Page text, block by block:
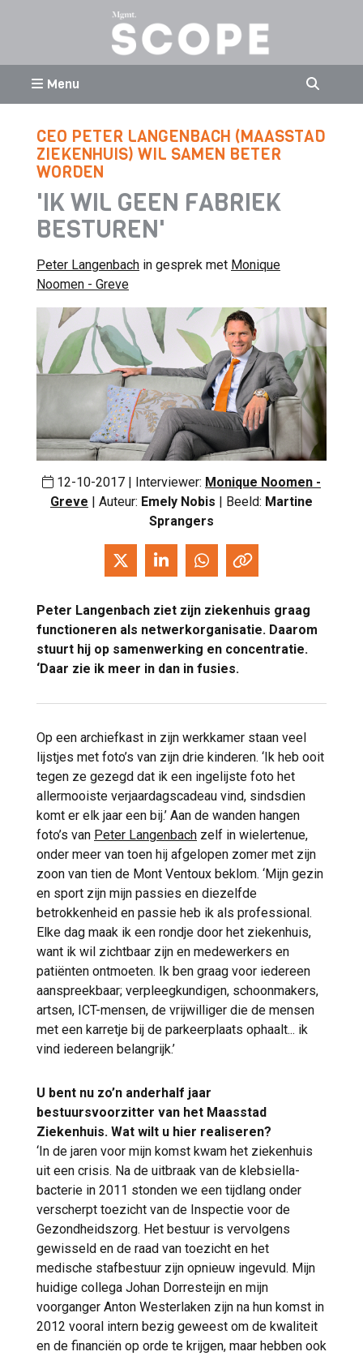
Menu
CEO PETER LANGENBACH (MAASSTAD
ZIEKENHUIS) WIL SAMEN BETER
WORDEN
'IK WIL GEEN FABRIEK
BESTUREN'
Peter Langenbach in gesprek met Monique
Noomen - Greve
12-10-2017 | Interviewer: Monique Noomen -
Greve | Auteur: Emely Nobis | Beeld: Martine
Sprangers
Peter Langenbach ziet zijn ziekenhuis graag
functioneren als netwerkorganisatie. Daarom
stuurt hij op samenwerking en concentratie.
‘Daar zie ik meer in dan in fusies.
Op een archiefkast in zijn werkkamer staan veel
lijstjes met foto’s van zijn drie kinderen. ‘Ik heb ooit
tegen ze gezegd dat ik een ingelijste foto het
allermooiste verjaardagscadeau vind, sindsdien
komt er elk jaar een bij.’ Aan de wanden hangen
foto’s van Peter Langenbach zelf in wielertenue,
onder meer van toen hij afgelopen zomer met zijn
zoon van tien de Mont Ventoux beklom. ‘Mijn gezin
en sport zijn mijn passies en diezelfde
betrokkenheid en passie heb ik als professional.
Elke dag maak ik een rondje door het ziekenhuis,
want ik wil zichtbaar zijn en medewerkers en
patiënten ontmoeten. Ik ben graag voor iedereen
aanspreekbaar; verpleegkundigen, schoonmakers,
artsen, ICT-mensen, de vrijwilliger die de mensen
met een karretje bij de parkeerplaats ophaalt... ik
vind iedereen belangrijk.’
U bent nu zo’n anderhalf jaar
bestuursvoorzitter van het Maasstad
Ziekenhuis. Wat wilt u hier realiseren?
‘In de jaren voor mijn komst kwam het ziekenhuis
uit een crisis. Na de uitbraak van de klebsiella-
bacterie in 2011 stonden we een tijdlang onder
verscherpt toezicht van de Inspectie voor de
Gezondheidszorg. Het bestuur is vervolgens
gewisseld en de raad van toezicht en het
medische stafbestuur zijn opnieuw ingevuld. Mijn
huidige collega Johan Dorresteijn en mijn
voorganger Anton Westerlaken zijn na hun komst in
2012 vooral intern bezig geweest om de kwaliteit
en de financiën op orde te krijgen, maar hebben ook